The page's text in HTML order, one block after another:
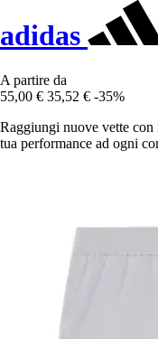
adidas
A partire da
55,00 € 35,52 € -35%
Raggiungi nuove vette
tua performance ad ogni